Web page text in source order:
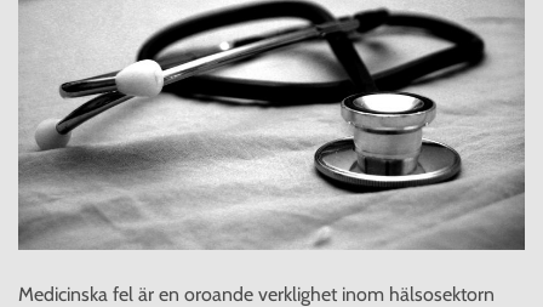
Medicinska fel är en oroande verklighet inom hälsosektorn